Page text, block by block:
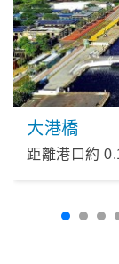
大港橋
距離港口約